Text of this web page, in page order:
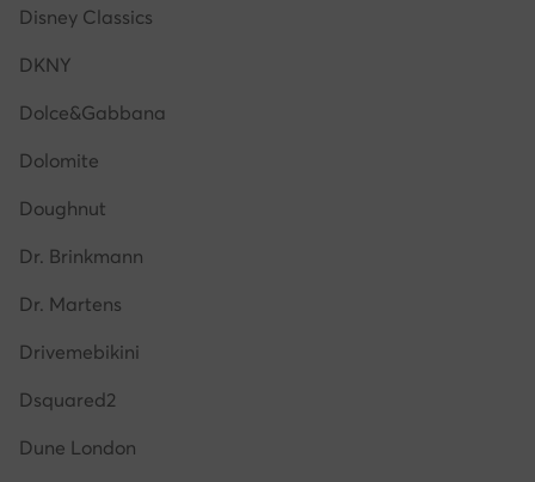
Disney Classics
DKNY
Dolce&Gabbana
Dolomite
Doughnut
Dr. Brinkmann
Dr. Martens
Drivemebikini
Dsquared2
Dune London